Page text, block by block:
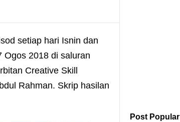
setiap hari Isnin dan
Ogos 2018 di saluran
Creative Skill
Rahman. Skrip hasilan
Post Popular